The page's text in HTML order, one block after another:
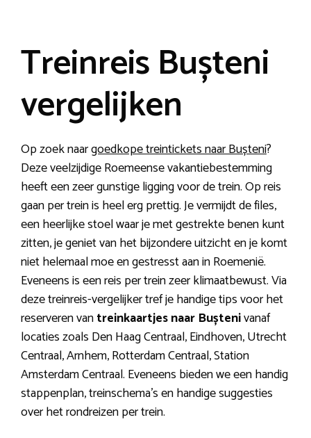
Treinreis Bușteni
vergelijken
Op zoek naargoedkope treintickets naar Bușteni?
Deze veelzijdige Roemeense vakantiebestemming
heeft een zeer gunstige ligging voor de trein. Op reis
gaan per trein is heel erg prettig. Je vermijdt de files,
een heerlijke stoel waar je met gestrekte benen kunt
zitten, je geniet van het bijzondere uitzicht en je komt
niet helemaal moe en gestresst aan in Roemenië.
Eveneens is een reis per trein zeer klimaatbewust. Via
deze treinreis-vergelijker tref je handige tips voor het
reserveren vantreinkaartjes naar Buștenivanaf
locaties zoals Den Haag Centraal, Eindhoven, Utrecht
Centraal, Arnhem, Rotterdam Centraal, Station
Amsterdam Centraal. Eveneens bieden we een handig
stappenplan, treinschema’s en handige suggesties
over het rondreizen per trein.